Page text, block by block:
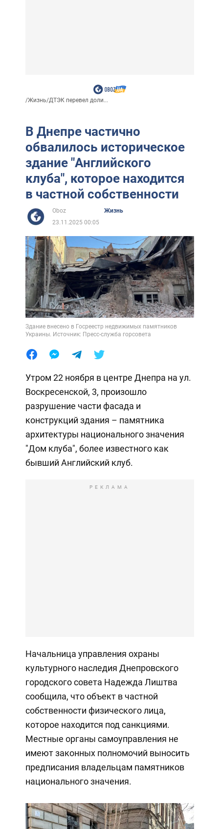
/Жизнь/ДТЭК перевел доли...
В Днепре частично
обвалилось историческое
здание "Английского
клуба", которое находится
в частной собственности
Oboz
Жизнь
23.11.2025 00:05
Здание внесено в Госреестр недвижимых памятников
Украины. Источник: Пресс-служба горсовета
Утром 22 ноября в центре Днепра на ул.
Воскресенской, 3, произошло
разрушение части фасада и
конструкций здания – памятника
архитектуры национального значения
"Дом клуба", более известного как
бывший Английский клуб.
РЕКЛАМА
Начальница управления охраны
культурного наследия Днепровского
городского совета Надежда Лиштва
сообщила, что объект в частной
собственности физического лица,
которое находится под санкциями.
Местные органы самоуправления не
имеют законных полномочий выносить
предписания владельцам памятников
национального значения.